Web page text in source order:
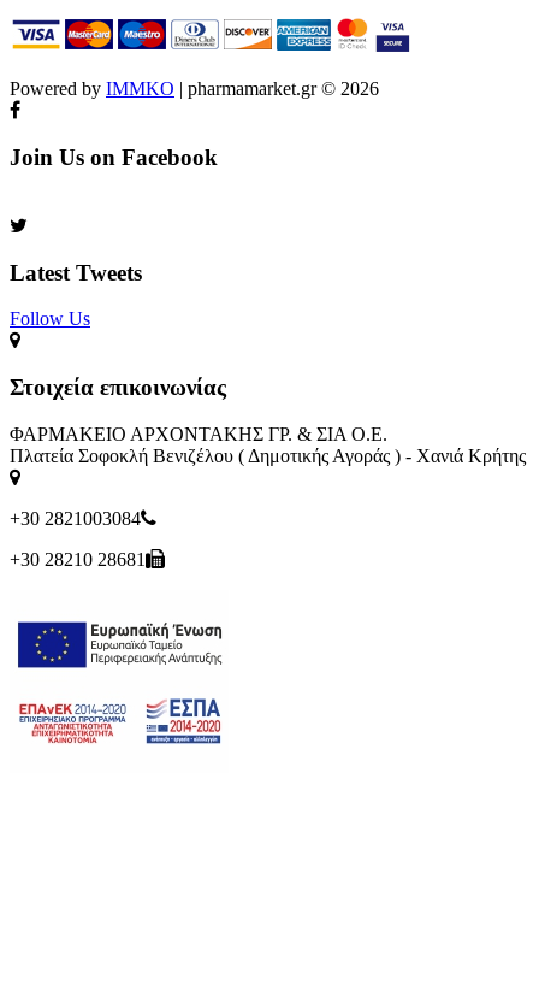
Powered by IMMKO | pharmamarket.gr © 2026
Join Us on Facebook
Latest Tweets
Follow Us​
Στοιχεία επικοινωνίας
ΦΑΡΜΑΚΕΙΟ ΑΡΧΟΝΤΑΚΗΣ ΓΡ. & ΣΙΑ Ο.Ε.
Πλατεία Σοφοκλή Βενιζέλου ( Δημοτικής Αγοράς ) - Χανιά Κρήτης
+30 2821003084
+30 28210 28681